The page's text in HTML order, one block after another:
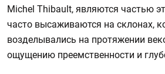
Michel Thibault, являются частью
часто высаживаются на склонах,
возделывались на протяжении
ощущению преемственности и